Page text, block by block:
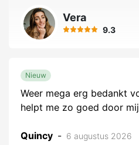
Vera
9.3
Nieuw
Weer mega erg bedankt
helpt me zo goed door
Quincy - 6 augustus 2026